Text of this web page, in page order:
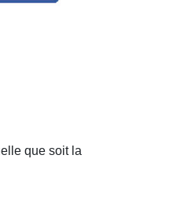
que soit la